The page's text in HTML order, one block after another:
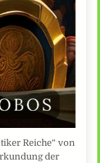
Reiche“ von
der